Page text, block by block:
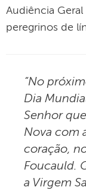
Audiência Geral
peregrinos de
“No
Dia
Senhor
Nova com
coração,
Foucauld.
a Virgem